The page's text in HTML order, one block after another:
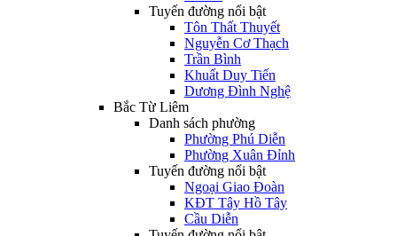
Tuyến đường nổi bật
Tôn Thất Thuyết
Nguyễn Cơ Thạch
Trần Bình
Khuất Duy Tiến
Dương Đình Nghệ
Bắc Từ Liêm
Danh sách phường
Phường Phú Diễn
Phường Xuân Đỉnh
Tuyến đường nổi bật
Ngoại Giao Đoàn
KĐT Tây Hồ Tây
Cầu Diễn